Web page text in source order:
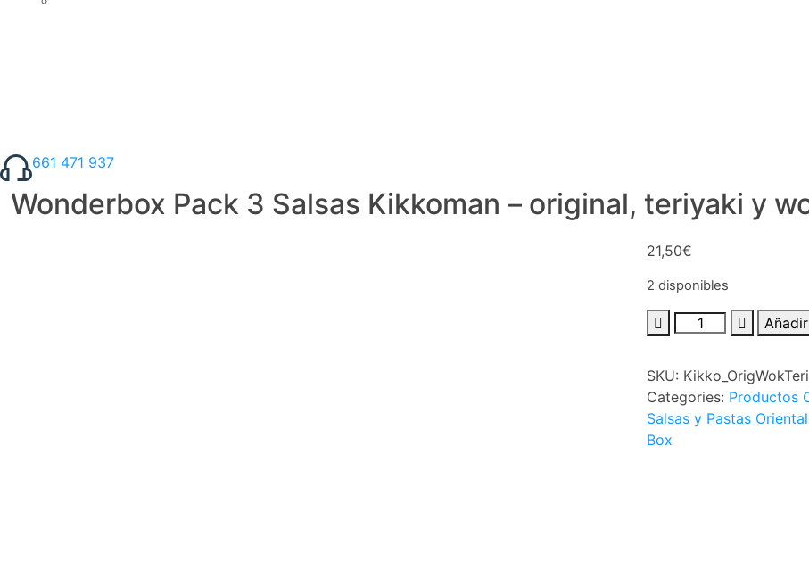
661 471 937
Wonderbox Pack 3 Salsas Kikkoman – original, teriyaki y
21,50€
2 disponibles
SKU:
Categories: Productos
Salsas y Pastas
Box